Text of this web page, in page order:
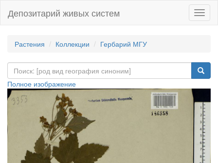
Депозитарий живых систем
Растения Коллекции Гербарий МГУ
Полное изображение